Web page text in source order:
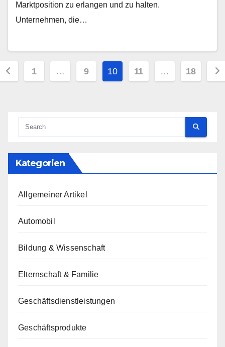
Marktposition zu erlangen und zu halten.
Unternehmen, die…
1 … 9 10 11 … 18
Kategorien
Allgemeiner Artikel
Automobil
Bildung & Wissenschaft
Elternschaft & Familie
Geschäftsdienstleistungen
Geschäftsprodukte